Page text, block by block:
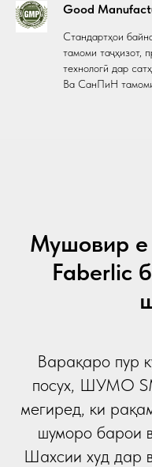
Good
Стандартҳои
тамоми таҷҳизот,
технологӣ дар
Ва СанПиН тамоми
Мушовир е
Faberlic
Варақаро пур
посух, ШУМО
мегиред, ки
шуморо барои
Шахсии худ дар